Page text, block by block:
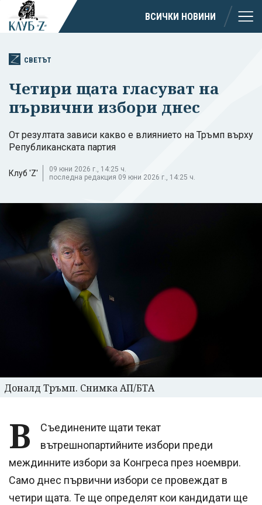
ВСИЧКИ НОВИНИ
СВЕТЪТ
Четири щата гласуват на
първични избори днес
От резултата зависи какво е влиянието на Тръмп върху
Републиканската партия
Клуб 'Z'
09 юни 2026 г., 14:25 ч.
последна редакция 09 юни 2026 г., 14:25 ч.
Доналд Тръмп. Снимка АП/БТА
В
Съединените щати текат
вътрешнопартийните избори преди
междинните избори за Конгреса през ноември.
Само днес първични избори се провеждат в
четири щата. Те ще определят кои кандидати ще